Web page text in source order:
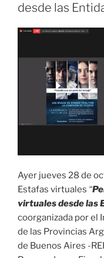
desde las
Ayer jueves 28 de
Estafas virtuales “
virtuales desde las
coorganizada por el
de las Provincias
de Buenos Aires -